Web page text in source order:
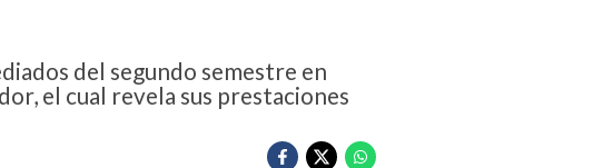
del segundo semestre en
el cual revela sus prestaciones